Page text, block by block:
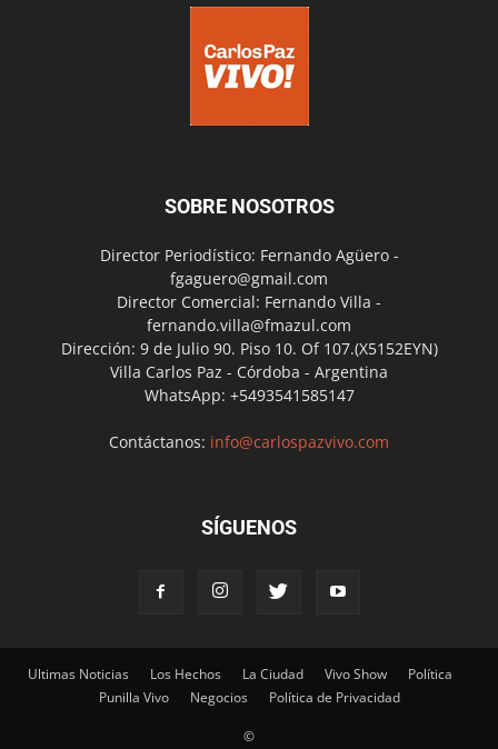
SOBRE NOSOTROS
Director Periodístico: Fernando Agüero -
fgaguero@gmail.com
Director Comercial: Fernando Villa -
fernando.villa@fmazul.com
Dirección: 9 de Julio 90. Piso 10. Of 107.(X5152EYN)
Villa Carlos Paz - Córdoba - Argentina
WhatsApp: +5493541585147
Contáctanos: info@carlospazvivo.com
SÍGUENOS
Ultimas Noticias Los Hechos La Ciudad Vivo Show
Política
Punilla Vivo
Negocios Política de Privacidad
©